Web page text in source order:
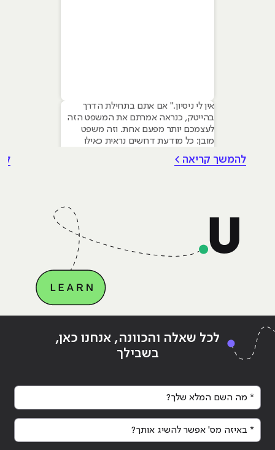
אין לי ניסיון." אם אתם בתחילת הדרך
בהייטק, כנראה אמרתם את המשפט הזה
לעצמכם יותר מפעם אחת. וזה משפט
מובן: כל מודעת דרושים נראית כאילו
כבר נגע במוצר אמיתי, כבר צבר ביטחון.
Continue reading
להמשך קריאה >
לכל שאלה והכוונה, אנחנו כאן,
בשבילך
* מה השם המלא שלך?
* באיזה מס' אפשר להשיג אותך?